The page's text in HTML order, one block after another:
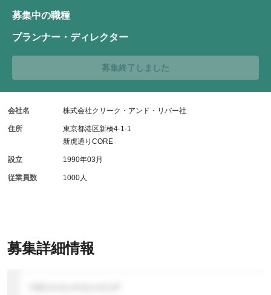
募集詳細情報
募集中の職種
プランナー・ディレクター
募集終了しました
会社名 株式会社クリーク・アンド・リバー社
住所
東京都港区新橋4-1-1
新虎通りCORE
設立 1990年03月
従業員数 1000人